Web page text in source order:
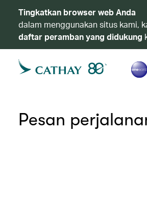
Tingkatkan browser web Anda
dalam menggunakan situs kami,
daftar peramban yang didukung
Pesan